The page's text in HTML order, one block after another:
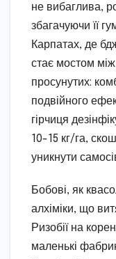
не вибаглива,
збагачуючи її
Карпатах, де
стає мостом
просунутих:
подвійного
гірчиця
10-15 кг/га,
уникнути
Бобові, як
алхіміки, що
Ризобії на
маленькі